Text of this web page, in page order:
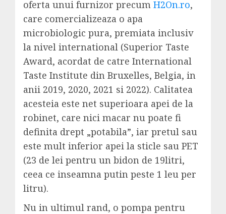
oferta unui furnizor precum H2On.ro,
care comercializeaza o apa
microbiologic pura, premiata inclusiv
la nivel international (Superior Taste
Award, acordat de catre International
Taste Institute din Bruxelles, Belgia, in
anii 2019, 2020, 2021 si 2022). Calitatea
acesteia este net superioara apei de la
robinet, care nici macar nu poate fi
definita drept „potabila”, iar pretul sau
este mult inferior apei la sticle sau PET
(23 de lei pentru un bidon de 19litri,
ceea ce inseamna putin peste 1 leu per
litru).
Nu in ultimul rand, o pompa pentru